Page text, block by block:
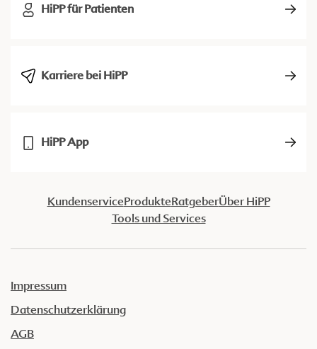
HiPP für Patienten
Karriere bei HiPP
HiPP App
KundenserviceProdukteRatgeberÜber HiPP
Tools und Services
Impressum
Datenschutzerklärung
AGB